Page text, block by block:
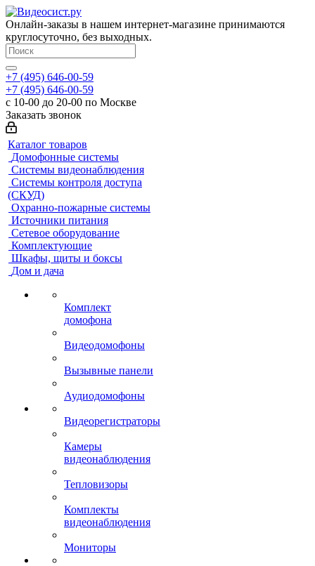
Онлайн-заказы в нашем интернет-магазине принимаются
круглосуточно, без выходных.
+7 (495) 646-00-59
+7 (495) 646-00-59
с 10-00 до 20-00 по Москве
Заказать звонок
Каталог товаров
Домофонные системы
Системы видеонаблюдения
Системы контроля доступа
(СКУД)
Охранно-пожарные системы
Источники питания
Сетевое оборудование
Комплектующие
Шкафы, щиты и боксы
Дом и дача
Комплект
домофона
Видеодомофоны
Вызывные панели
Аудиодомофоны
Видеорегистраторы
Камеры
видеонаблюдения
Тепловизоры
Комплекты
видеонаблюдения
Мониторы